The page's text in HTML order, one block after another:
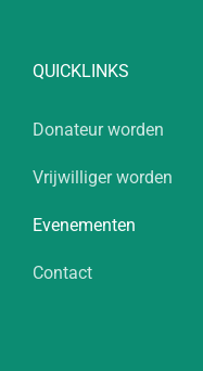
QUICKLINKS
Donateur worden
Vrijwilliger worden
Evenementen
Contact